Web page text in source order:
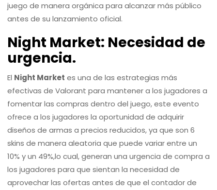
juego de manera orgánica para alcanzar más público
antes de su lanzamiento oficial.
Night Market: Necesidad de
urgencia.
El Night Market es una de las estrategias más
efectivas de Valorant para mantener a los jugadores a
fomentar las compras dentro del juego, este evento
ofrece a los jugadores la oportunidad de adquirir
diseños de armas a precios reducidos, ya que son 6
skins de manera aleatoria que puede variar entre un
10% y un 49%,lo cual, generan una urgencia de compra a
los jugadores para que sientan la necesidad de
aprovechar las ofertas antes de que el contador de